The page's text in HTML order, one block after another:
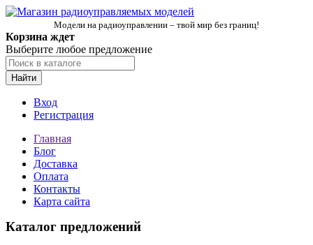
Модели на радиоуправлении – твой мир без границ!
Корзина ждет
Выберите любое предложение
Найти
Вход
Регистрация
Главная
Блог
Доставка
Оплата
Контакты
Карта сайта
Каталог предложений